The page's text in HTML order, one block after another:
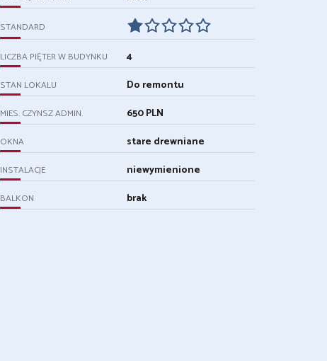
STANDARD
LICZBA PIĘTER W BUDYNKU 4
STAN LOKALU Do remontu
MIES. CZYNSZ ADMIN. 650 PLN
OKNA stare drewniane
INSTALACJE niewymienione
BALKON brak